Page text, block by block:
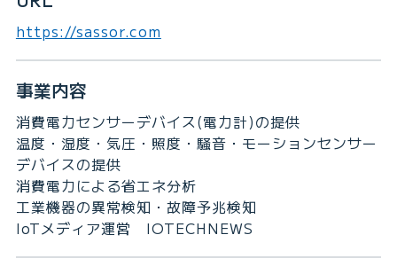
https://sassor.com
事業内容
消費電力センサーデバイス(電力計)の提供
温度・湿度・気圧・照度・騒音・モーションセンサー
デバイスの提供
消費電力による省エネ分析
工業機器の異常検知・故障予兆検知
IoTメディア運営 IOTECHNEWS